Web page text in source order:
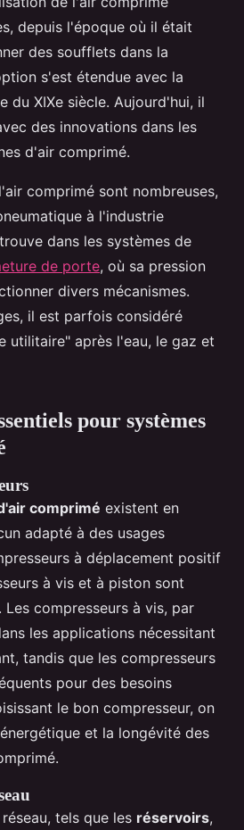
depuis l'époque où il était
des soufflets dans la
s'est étendue avec la
du XIXe siècle. Aujourd'hui, il
des innovations dans les
d'air comprimé.
comprimé sont nombreuses,
à l'industrie
dans les systèmes de
de porte, où sa pression
divers mécanismes.
il est parfois considéré
utilitaire" après l'eau, le gaz et
pour systèmes
comprimé existent en
adapté à des usages
à déplacement positif
à vis et à piston sont
compresseurs à vis, par
les applications nécessitant
tandis que les compresseurs
pour des besoins
le bon compresseur, on
et la longévité des
tels que les réservoirs,